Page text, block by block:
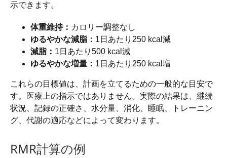
示できます。
体重維持： カロリー調整なし
ゆるやかな減脂： 1日あたり250 kcal減
減脂： 1日あたり500 kcal減
ゆるやかな増量： 1日あたり250 kcal増
これらの目標値は、計画を立てるための一般的な目安で
す。医療上の指示ではありません。実際の結果は、継続
状況、記録の正確さ、水分量、消化、睡眠、トレーニン
グ、代謝の適応などによって変わります。
RMR計算の例